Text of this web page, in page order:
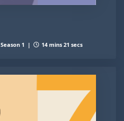
Season 1 | 14 mins 21 secs